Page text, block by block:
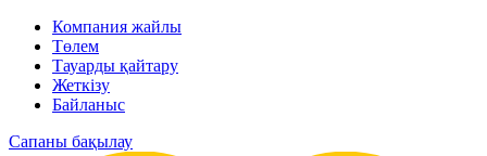
Компания жайлы
Төлем
Тауарды қайтару
Жеткізу
Байланыс
Сапаны бақылау